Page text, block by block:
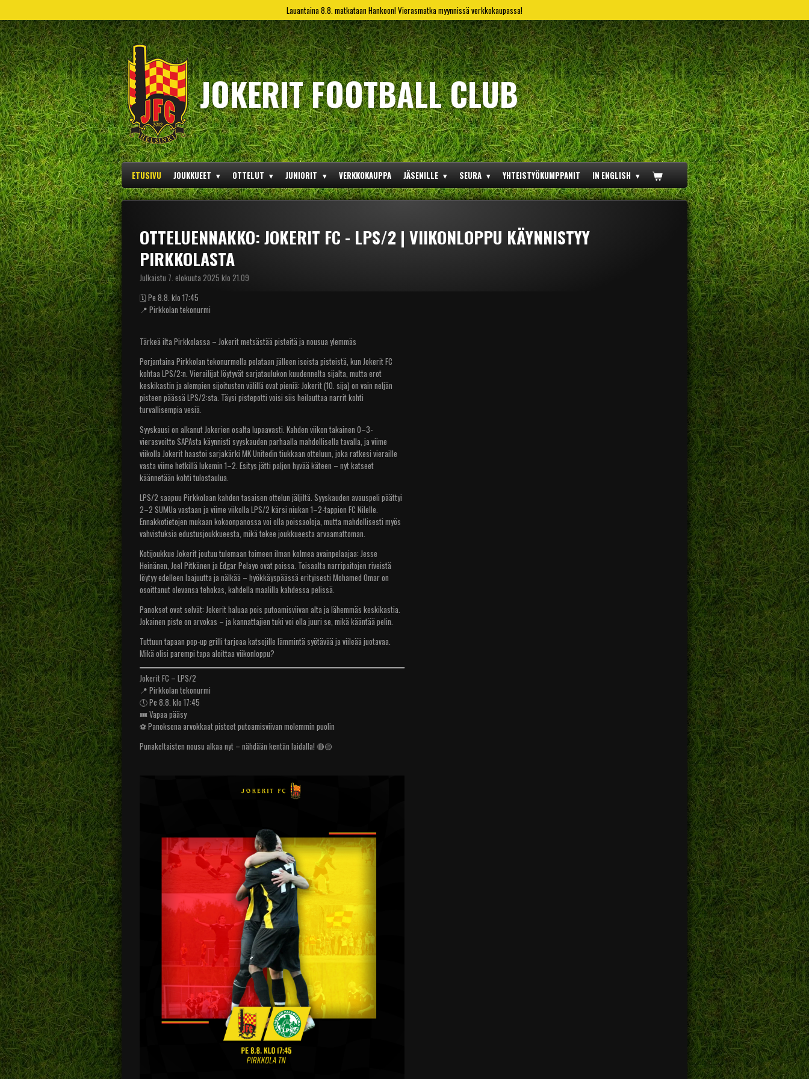
pääsisältöön
Lauantaina 8.8. matkataan Hankoon! Vierasmatka myynnissä verkkokaupassa!
JOKERIT FOOTBALL CLUB
ETUSIVU JOUKKUEET OTTELUT JUNIORIT VERKKOKAUPPA JÄSENILLE SEURA YHTEISTYÖKUMPPANIT IN ENGLISH
OTTELUENNAKKO: JOKERIT FC - LPS/2 | VIIKONLOPPU KÄYNNISTYY
PIRKKOLASTA
Julkaistu 7. elokuuta 2025 klo 21.09
🗓️ Pe 8.8. klo 17:45
📍 Pirkkolan tekonurmi
Tärkeä ilta Pirkkolassa – Jokerit metsästää pisteitä ja nousua ylemmäs
Perjantaina Pirkkolan tekonurmella pelataan jälleen isoista pisteistä, kun Jokerit FC
kohtaa LPS/2:n. Vierailijat löytyvät sarjataulukon kuudennelta sijalta, mutta erot
keskikastin ja alempien sijoitusten välillä ovat pieniä: Jokerit (10. sija) on vain neljän
pisteen päässä LPS/2:sta. Täysi pistepotti voisi siis heilauttaa narrit kohti
turvallisempia vesiä.
Syyskausi on alkanut Jokerien osalta lupaavasti. Kahden viikon takainen 0–3-
vierasvoitto SAPAsta käynnisti syyskauden parhaalla mahdollisella tavalla, ja viime
viikolla Jokerit haastoi sarjakärki MK Unitedin tiukkaan otteluun, joka ratkesi vieraille
vasta viime hetkillä lukemin 1–2. Esitys jätti paljon hyvää käteen – nyt katseet
käännetään kohti tulostaulua.
LPS/2 saapuu Pirkkolaan kahden tasaisen ottelun jäljiltä. Syyskauden avauspeli päättyi
2–2 SUMUa vastaan ja viime viikolla LPS/2 kärsi niukan 1–2-tappion FC Nilelle.
Ennakkotietojen mukaan kokoonpanossa voi olla poissaoloja, mutta mahdollisesti myös
vahvistuksia edustusjoukkueesta, mikä tekee joukkueesta arvaamattoman.
Kotijoukkue Jokerit joutuu tulemaan toimeen ilman kolmea avainpelaajaa: Jesse
Heinänen, Joel Pitkänen ja Edgar Pelayo ovat poissa. Toisaalta narripaitojen riveistä
löytyy edelleen laajuutta ja nälkää – hyökkäyspäässä erityisesti Mohamed Omar on
osoittanut olevansa tehokas, kahdella maalilla kahdessa pelissä.
Panokset ovat selvät: Jokerit haluaa pois putoamisviivan alta ja lähemmäs keskikastia.
Jokainen piste on arvokas – ja kannattajien tuki voi olla juuri se, mikä kääntää pelin.
Tuttuun tapaan pop-up grilli tarjoaa katsojille lämmintä syötävää ja viileää juotavaa.
Mikä olisi parempi tapa aloittaa viikonloppu?
Jokerit FC – LPS/2
📍 Pirkkolan tekonurmi
🕔 Pe 8.8. klo 17:45
🎟️ Vapaa pääsy
⚽ Panoksena arvokkaat pisteet putoamisviivan molemmin puolin
Punakeltaisten nousu alkaa nyt – nähdään kentän laidalla! 🔴🟡